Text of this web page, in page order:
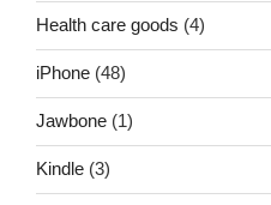
Health care goods (4)
iPhone (48)
Jawbone (1)
Kindle (3)